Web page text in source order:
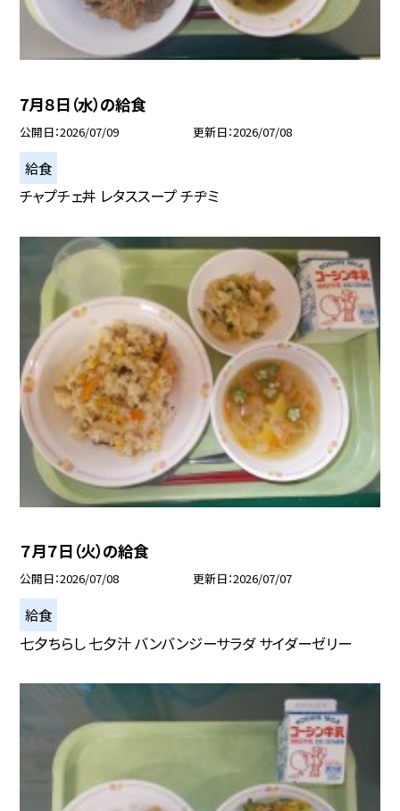
7月８日（水）の給食
公開日 2026/07/09 更新日 2026/07/08
給食
チャプチェ丼 レタススープ チヂミ
７月７日（火）の給食
公開日 2026/07/08 更新日 2026/07/07
給食
七夕ちらし 七夕汁 バンバンジーサラダ サイダーゼリー